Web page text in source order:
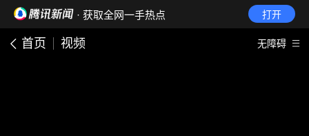
· 获取全网一手热点 打开
首页 视频 无障碍